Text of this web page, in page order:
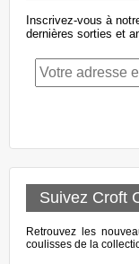
Inscrivez-vous à
dernières sorties et
Suivez Croft
Retrouvez les
coulisses de la